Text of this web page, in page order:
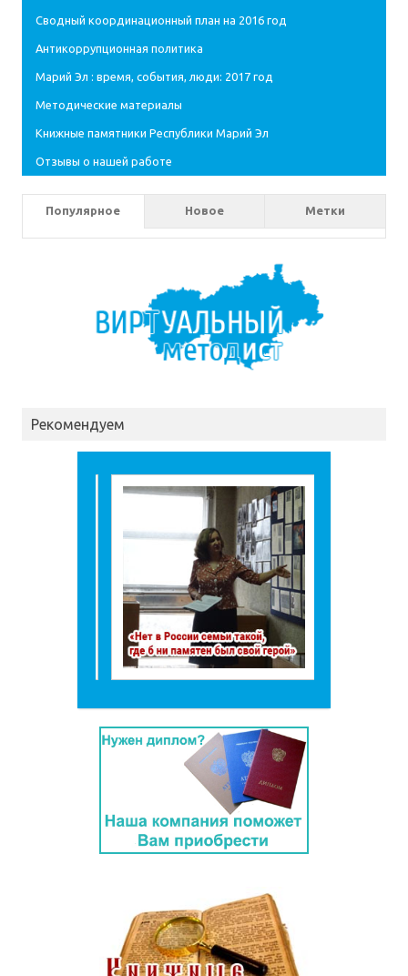
Сводный координационный план на 2016 год
Антикоррупционная политика
Марий Эл : время, события, люди: 2017 год
Методические материалы
Книжные памятники Республики Марий Эл
Отзывы о нашей работе
Популярное Новое Метки
Рекомендуем